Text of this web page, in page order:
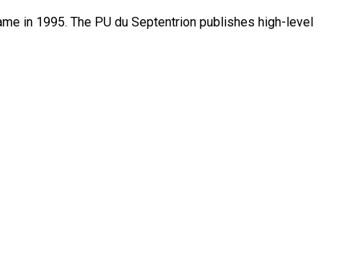
in 1995. The PU du Septentrion publishes high-level